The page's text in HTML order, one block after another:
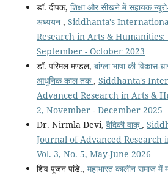
डॉ. दीपक, शिक्षा और सीखने में सहायक
अध्ययन , Siddhanta's
Research in Arts & Humanities:
September - October 2023
डॉ. परिमल मण्डल, बांग्ला भाषा की
आधुनिक काल तक, Siddhanta's
Advanced Research in Arts &
2, November - December 2025
Dr. Nirmla Devi, वैदिकी वाक्,
Journal of Advanced Research
Vol. 3, No. 5, May-June 2026
शिव पूजन पांडे., महाभारत कालीन समाज में